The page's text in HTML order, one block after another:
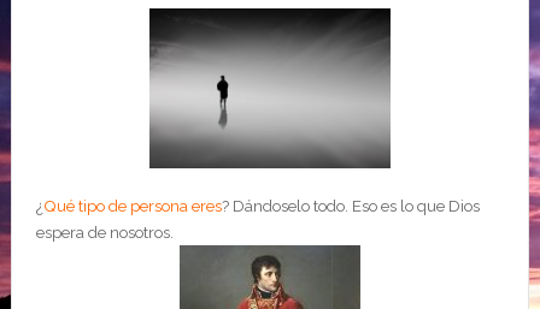
¿Qué tipo de persona eres? Dándoselo todo. Eso es lo que Dios
espera de nosotros.